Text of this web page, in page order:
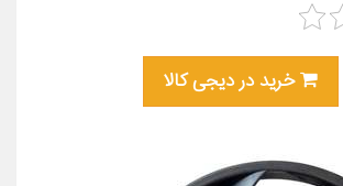
خرید در دیجی کالا